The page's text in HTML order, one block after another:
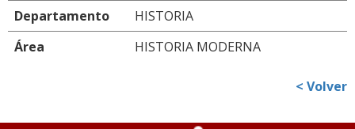
Departamento
HISTORIA
Área
HISTORIA MODERNA
< Volver